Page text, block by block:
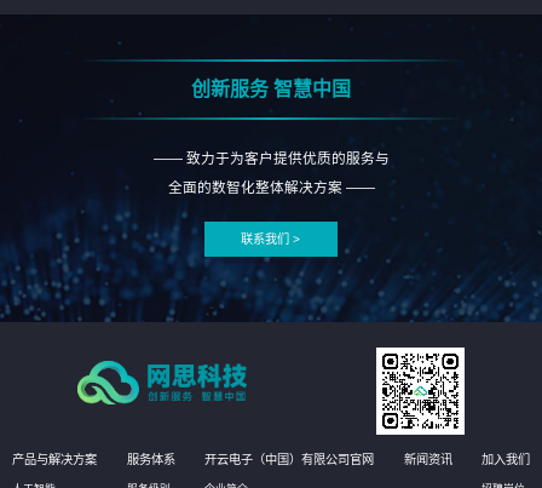
创新服务 智慧中国
—— 致力于为客户提供优质的服务与
全面的数智化整体解决方案 ——
联系我们 >
产品与解决方案 服务体系 开云电子（中国）有限公司官网 新闻资讯 加入我们